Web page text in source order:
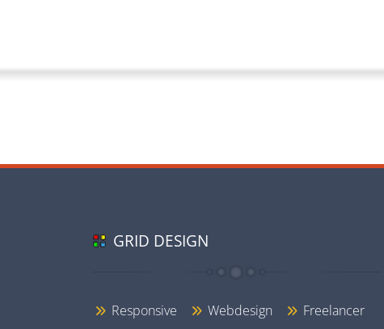
GRID DESIGN
Responsive Webdesign Freelancer